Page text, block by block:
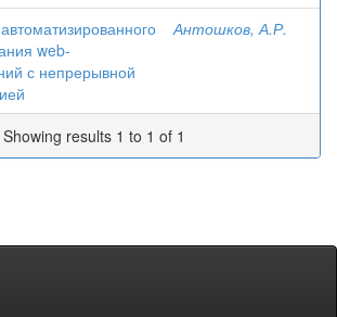
web-
с непрерывной
Антошков, А.Р.
Showing results 1 to 1 of 1